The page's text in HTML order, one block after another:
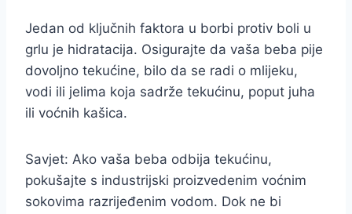
Jedan od ključnih faktora u borbi protiv boli u
grlu je hidratacija. Osigurajte da vaša beba pije
dovoljno tekućine, bilo da se radi o mlijeku,
vodi ili jelima koja sadrže tekućinu, poput juha
ili voćnih kašica.
Savjet: Ako vaša beba odbija tekućinu,
pokušajte s industrijski proizvedenim voćnim
sokovima razrijeđenim vodom. Dok ne bi